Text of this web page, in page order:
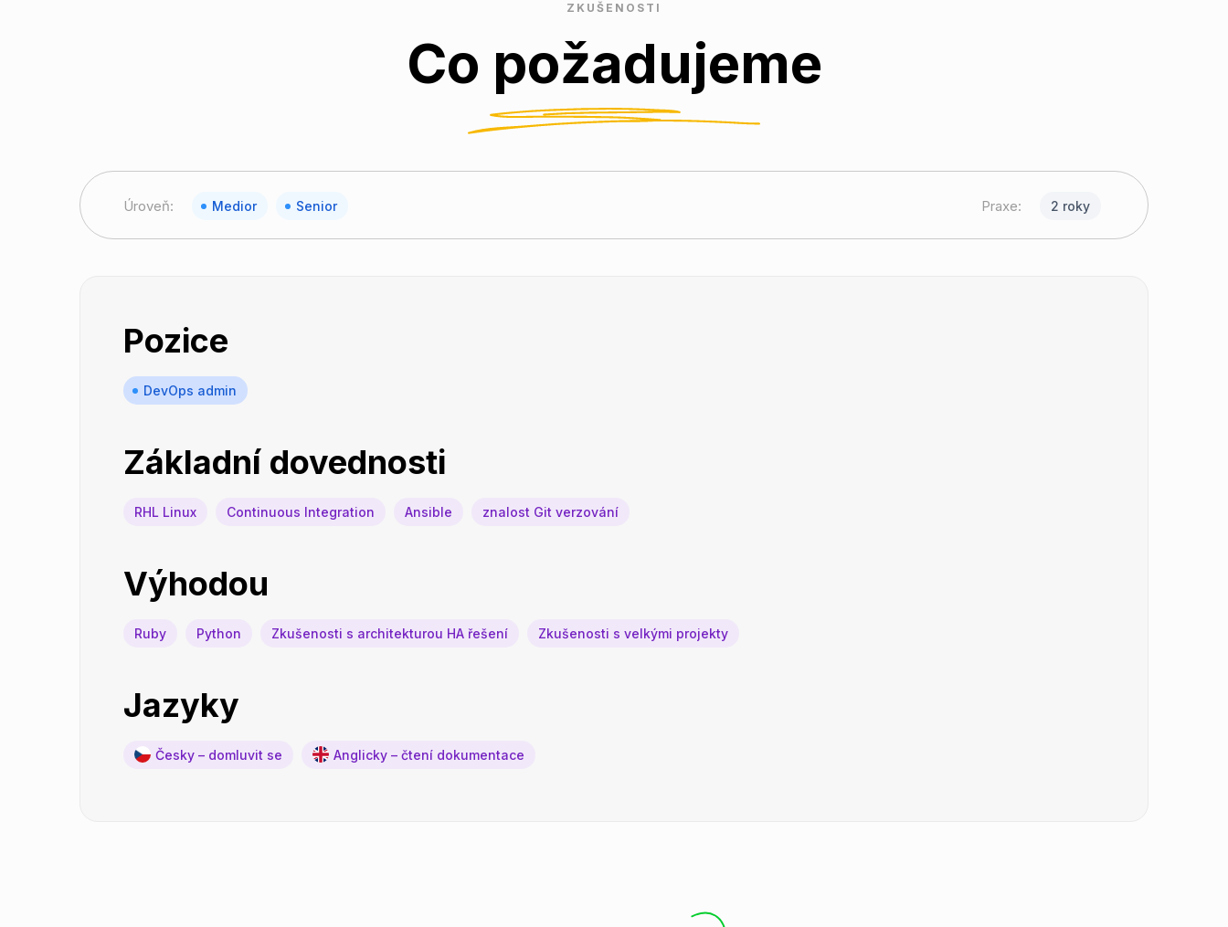
ZKUŠENOSTI
Co požadujeme
Úroveň: Medior Senior Praxe: 2 roky
Pozice
DevOps admin
Základní dovednosti
RHL Linux Continuous Integration Ansible znalost Git verzování
Výhodou
Ruby Python Zkušenosti s architekturou HA řešení Zkušenosti s velkými projekty
Jazyky
Česky – domluvit se Anglicky – čtení dokumentace